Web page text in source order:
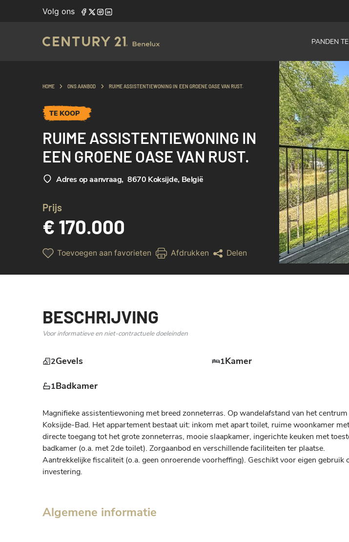
Volg ons
PANDEN
HOME ONS AANBOD RUIME ASSISTENTIEWONING IN EEN GROENE OASE VAN RUST.
TE KOOP
RUIME ASSISTENTIEWONING IN
EEN GROENE OASE VAN RUST.
Adres op aanvraag, 8670 Koksijde, België
Prijs
€ 170.000
Toevoegen aan favorieten Afdrukken Delen
BESCHRIJVING
Voor informatieve en niet-contractuele doeleinden
2Gevels 1Kamer
1Badkamer
Magnifieke assistentiewoning met breed zonneterras. Op wandelafstand van het centrum
Koksijde-Bad. Het appartement bestaat uit: inkom met apart toilet, ruime woonkamer met
directe toegang tot het grote zonneterras, mooie slaapkamer, ingerichte keuken met
badkamer (o.a. met 2de toilet). Zorgaanbod en verschillende faciliteiten ter plaatse.
Aantrekkelijke fiscaliteit (o.a. geen onroerende voorheffing). Geschikt voor eigen gebruik
investering.
Algemene informatie